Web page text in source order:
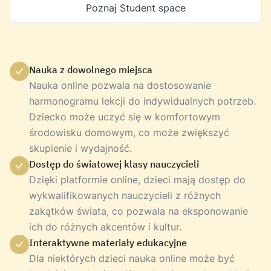
Poznaj Student space
Nauka z dowolnego miejsca
Nauka online pozwala na dostosowanie
harmonogramu lekcji do indywidualnych potrzeb.
Dziecko może uczyć się w komfortowym
środowisku domowym, co może zwiększyć
skupienie i wydajność.
Dostęp do światowej klasy nauczycieli
Dzięki platformie online, dzieci mają dostęp do
wykwalifikowanych nauczycieli z różnych
zakątków świata, co pozwala na eksponowanie
ich do różnych akcentów i kultur.
Interaktywne materiały edukacyjne
Dla niektórych dzieci nauka online może być